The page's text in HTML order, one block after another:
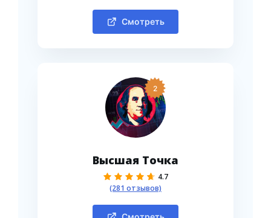
Смотреть
2
Высшая Точка
4.7
(281 отзывов)